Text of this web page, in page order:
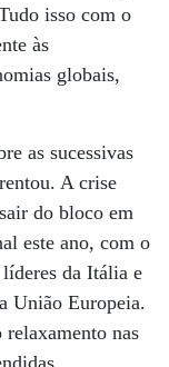
isso com o
às
globais,
as sucessivas
A crise
do bloco em
este ano, com o
da Itália e
União Europeia.
nas